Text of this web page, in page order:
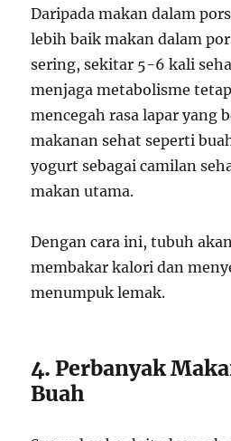
Daripada makan dalam
lebih baik makan dalam
sering, sekitar 5-6 kali
menjaga metabolisme
mencegah rasa lapar yang
makanan sehat seperti
yogurt sebagai camilan
makan utama.
Dengan cara ini, tubuh
membakar kalori dan
menumpuk lemak.
4. Perbanyak
Buah